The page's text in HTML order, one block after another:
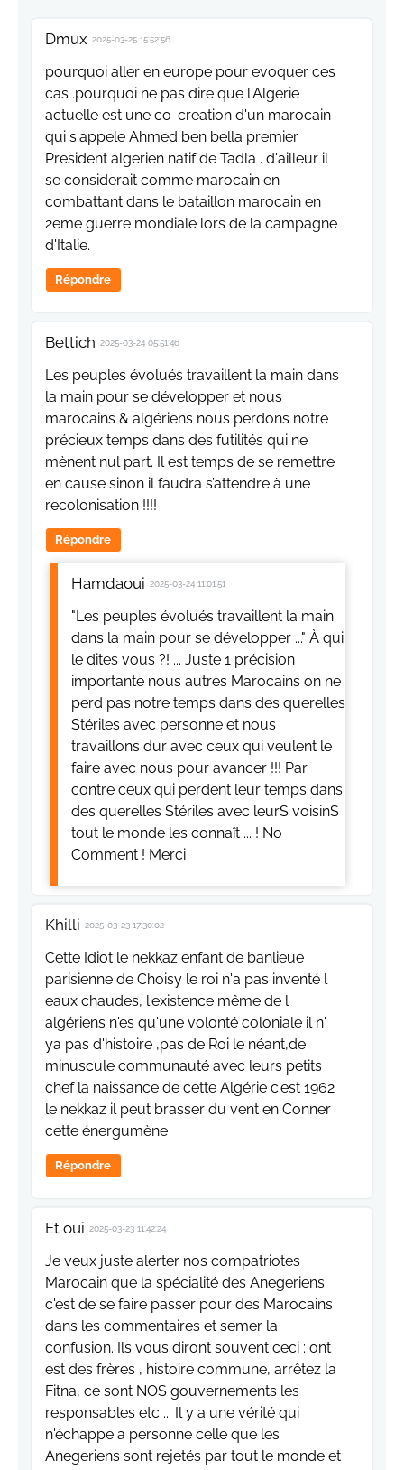
Dmux 2025-03-25 15:52:56
pourquoi aller en europe pour evoquer ces
cas .pourquoi ne pas dire que l'Algerie
actuelle est une co-creation d'un marocain
qui s'appele Ahmed ben bella premier
President algerien natif de Tadla . d'ailleur il
se considerait comme marocain en
combattant dans le bataillon marocain en
2eme guerre mondiale lors de la campagne
d'Italie.
Répondre
Bettich 2025-03-24 05:51:46
Les peuples évolués travaillent la main dans
la main pour se développer et nous
marocains & algériens nous perdons notre
précieux temps dans des futilités qui ne
mènent nul part. Il est temps de se remettre
en cause sinon il faudra s’attendre à une
recolonisation !!!!
Répondre
Hamdaoui 2025-03-24 11:01:51
"Les peuples évolués travaillent la main
dans la main pour se développer ..." À qui
le dites vous ?! ... Juste 1 précision
importante nous autres Marocains on ne
perd pas notre temps dans des querelles
Stériles avec personne et nous
travaillons dur avec ceux qui veulent le
faire avec nous pour avancer !!! Par
contre ceux qui perdent leur temps dans
des querelles Stériles avec leurS voisinS
tout le monde les connaît ... ! No
Comment ! Merci
Khilli 2025-03-23 17:30:02
Cette Idiot le nekkaz enfant de banlieue
parisienne de Choisy le roi n'a pas inventé l
eaux chaudes, l'existence même de l
algériens n'es qu'une volonté coloniale il n'
ya pas d'histoire ,pas de Roi le néant,de
minuscule communauté avec leurs petits
chef la naissance de cette Algérie c'est 1962
le nekkaz il peut brasser du vent en Conner
cette énergumène
Répondre
Et oui 2025-03-23 11:42:24
Je veux juste alerter nos compatriotes
Marocain que la spécialité des Anegeriens
c'est de se faire passer pour des Marocains
dans les commentaires et semer la
confusion. Ils vous diront souvent ceci : ont
est des frères , histoire commune, arrêtez la
Fitna, ce sont NOS gouvernements les
responsables etc ... Il y a une vérité qui
n'échappe a personne celle que les
Anegeriens sont rejetés par tout le monde et